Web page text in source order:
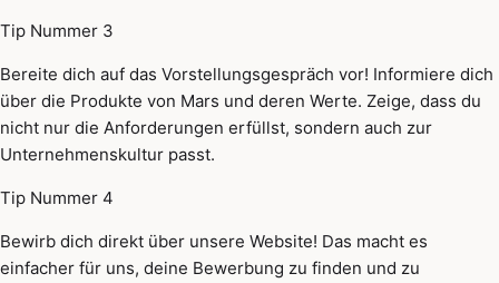
Tip Nummer 3
Bereite dich auf das Vorstellungsgespräch vor! Informiere dich
über die Produkte von Mars und deren Werte. Zeige, dass du
nicht nur die Anforderungen erfüllst, sondern auch zur
Unternehmenskultur passt.
Tip Nummer 4
Bewirb dich direkt über unsere Website! Das macht es
einfacher für uns, deine Bewerbung zu finden und zu